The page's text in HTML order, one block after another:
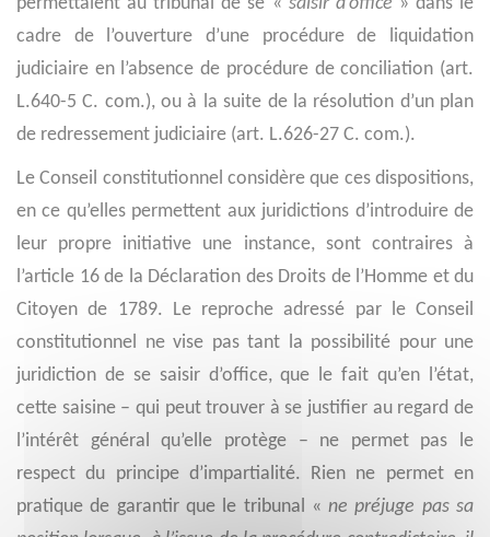
permettaient au tribunal de se « saisir d’office » dans le
cadre de l’ouverture d’une procédure de liquidation
judiciaire en l’absence de procédure de conciliation (art.
L.640-5 C. com.), ou à la suite de la résolution d’un plan
de redressement judiciaire (art. L.626-27 C. com.).
Le Conseil constitutionnel considère que ces dispositions,
en ce qu’elles permettent aux juridictions d’introduire de
leur propre initiative une instance, sont contraires à
l’article 16 de la Déclaration des Droits de l’Homme et du
Citoyen de 1789. Le reproche adressé par le Conseil
constitutionnel ne vise pas tant la possibilité pour une
juridiction de se saisir d’office, que le fait qu’en l’état,
cette saisine – qui peut trouver à se justifier au regard de
l’intérêt général qu’elle protège – ne permet pas le
respect du principe d’impartialité. Rien ne permet en
pratique de garantir que le tribunal «ne préjuge pas sa